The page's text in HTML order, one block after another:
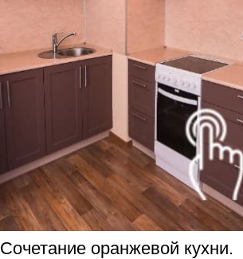
Сочетание оранжевой кухни.